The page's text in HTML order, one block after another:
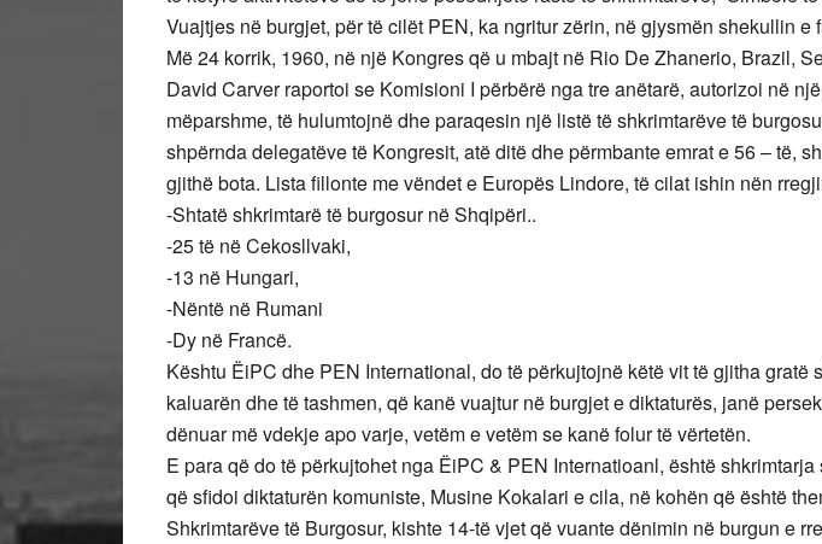
Vuajtjes në burgjet, për të cilët PEN, ka ngritur zërin, në gjysmën shekullin e
Më 24 korrik, 1960, në një Kongres që u mbajt në Rio De Zhanerio, Brazil,
David Carver raportoi se Komisioni I përbërë nga tre anëtarë, autorizoi në
mëparshme, të hulumtojnë dhe paraqesin një listë të shkrimtarëve të
shpërnda delegatëve të Kongresit, atë ditë dhe përmbante emrat e 56 – të,
gjithë bota. Lista fillonte me vëndet e Europës Lindore, të cilat ishin nën
-Shtatë shkrimtarë të burgosur në Shqipëri..
-25 të në Cekosllvaki,
-13 në Hungari,
-Nëntë në Rumani
-Dy në Francë.
Kështu ËiPC dhe PEN International, do të përkujtojnë këtë vit të gjitha gratë
kaluarën dhe të tashmen, që kanë vuajtur në burgjet e diktaturës, janë
dënuar më vdekje apo varje, vetëm e vetëm se kanë folur të vërtetën.
E para që do të përkujtohet nga ËiPC & PEN Internatioanl, është
që sfidoi diktaturën komuniste, Musine Kokalari e cila, në kohën që është
Shkrimtarëve të Burgosur, kishte 14-të vjet që vuante dënimin në burgun e